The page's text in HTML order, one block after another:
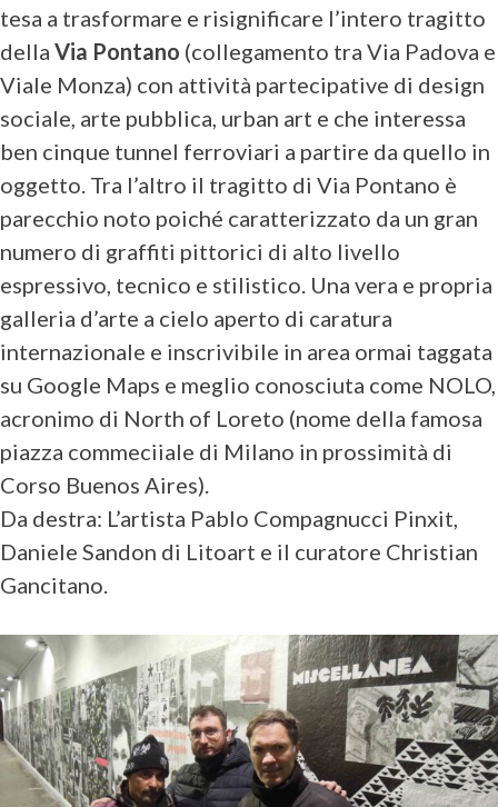
tesa a trasformare e risignificare l’intero tragitto
della Via Pontano (collegamento tra Via Padova e
Viale Monza) con attività partecipative di design
sociale, arte pubblica, urban art e che interessa
ben cinque tunnel ferroviari a partire da quello in
oggetto. Tra l’altro il tragitto di Via Pontano è
parecchio noto poiché caratterizzato da un gran
numero di graffiti pittorici di alto livello
espressivo, tecnico e stilistico. Una vera e propria
galleria d’arte a cielo aperto di caratura
internazionale e inscrivibile in area ormai taggata
su Google Maps e meglio conosciuta come NOLO,
acronimo di North of Loreto (nome della famosa
piazza commeciiale di Milano in prossimità di
Corso Buenos Aires).
Da destra: L’artista Pablo Compagnucci Pinxit,
Daniele Sandon di Litoart e il curatore Christian
Gancitano.